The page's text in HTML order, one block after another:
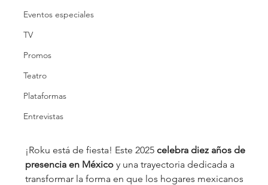
Eventos especiales
TV
Promos
Teatro
Plataformas
Entrevistas
¡Roku está de fiesta! Este 2025 celebra diez años de
presencia en México y una trayectoria dedicada a
transformar la forma en que los hogares mexicanos